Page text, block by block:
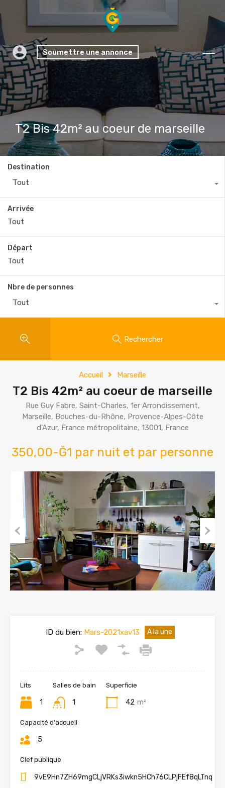
Soumettre une annonce
T2 Bis 42m² au coeur de marseille
Destination
Tout
Arrivée
Départ
Nbre de personnes
Tout
Rechercher
Accueil Marseille
T2 Bis 42m² au coeur de marseille
Rue Guy Fabre, Saint-Charles, 1er Arrondissement,
Marseille, Bouches-du-Rhône, Provence-Alpes-Côte
d'Azur, France métropolitaine, 13001, France
350,00-Ğ1 par nuit et par personne
Previous Next
ID du bien:Mars-2021xav13 A la une
Lits
1
Salles de bain
1
Superficie
42 m²
Capacité d'accueil
5
Clef publique
9vE9Hn7ZH69mgCLjVRKs3iwkn5HCh76CLPjFEf8qLTnq